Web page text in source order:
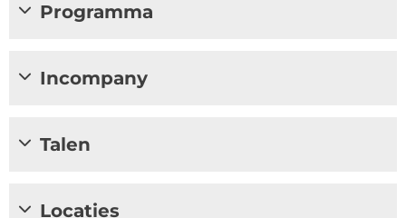
Programma
Incompany
Talen
Locaties